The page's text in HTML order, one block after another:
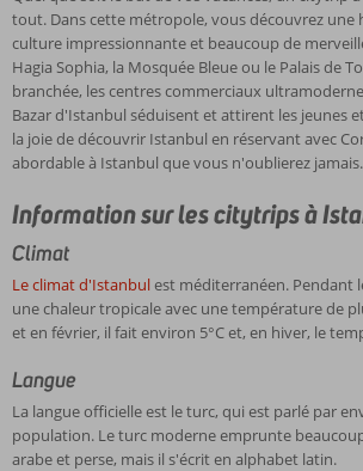
tout. Dans cette métropole, vous découvrez une
culture impressionnante et beaucoup de
Hagia Sophia, la Mosquée Bleue ou le Palais de
branchée, les centres commerciaux
Bazar d'Istanbul séduisent et attirent les jeunes
la joie de découvrir Istanbul en réservant avec
abordable à Istanbul que vous n'oublierez jamais.
Information sur les citytrips à
Climat
Le climat d'Istanbulest méditerranéen. Pendant
une chaleur tropicale avec une température de
et en février, il fait environ 5°C et, en hiver, le
Langue
La langue officielle est le turc, qui est parlé par
population. Le turc moderne emprunte
arabe et perse, mais il s'écrit en alphabet latin.